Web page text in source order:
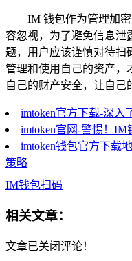
IM 钱包作为管理加
容忽视，为了避免信息泄
题，用户应该谨慎对待扫
管理和使用自己的资产，
自己的财产安全，让自己
imtoken官方下载-深入
imtoken官网-警惕！IM
imtoken钱包官方下载
策略
IM钱包扫码
相关文章：
文章已关闭评论！